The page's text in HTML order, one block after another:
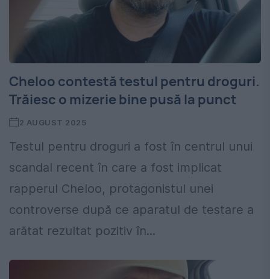
Cheloo contestă testul pentru droguri.
Trăiesc o mizerie bine pusă la punct
2 AUGUST 2025
Testul pentru droguri a fost în centrul unui
scandal recent în care a fost implicat
rapperul Cheloo, protagonistul unei
controverse după ce aparatul de testare a
arătat rezultat pozitiv în...